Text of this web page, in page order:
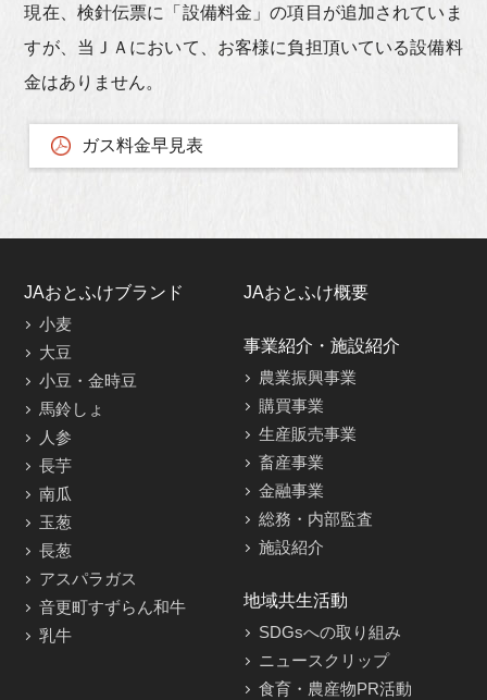
現在、検針伝票に「設備料金」の項目が追加されていま
すが、当ＪＡにおいて、お客様に負担頂いている設備料
金はありません。
ガス料金早見表
JAおとふけブランド
小麦
大豆
小豆・金時豆
馬鈴しょ
人参
長芋
南瓜
玉葱
長葱
アスパラガス
音更町すずらん和牛
乳牛
JAおとふけ概要
事業紹介・施設紹介
農業振興事業
購買事業
生産販売事業
畜産事業
金融事業
総務・内部監査
施設紹介
地域共生活動
SDGsへの取り組み
ニュースクリップ
食育・農産物PR活動